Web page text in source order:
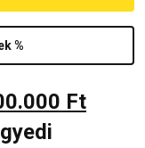
%
Ft